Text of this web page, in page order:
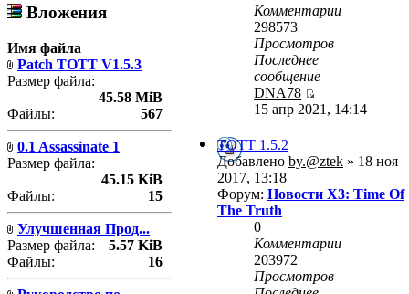
Вложения
Имя файла
Patch TOTT V1.5.3
Размер файла:
45.58 MiB
Файлы:
567
0.1 Assassinate 1
Размер файла:
45.15 KiB
Файлы:
15
Улучшенная Прод...
Размер файла:
5.57 KiB
Файлы:
16
Комментарии
298573
Просмотров
Последнее
сообщение
DNA78
15 апр 2021, 14:14
TOTT 1.5.2
Добавлено by.@ztek » 18 ноя
2017, 13:18
Форум: Новости X3: Time Of
The Truth
0
Комментарии
203972
Просмотров